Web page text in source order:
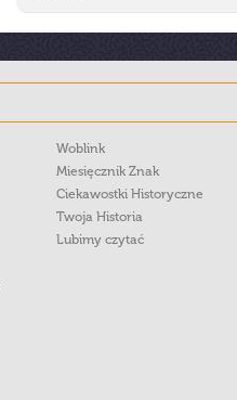
Woblink
Miesięcznik Znak
Ciekawostki Historyczne
Twoja Historia
Lubimy czytać